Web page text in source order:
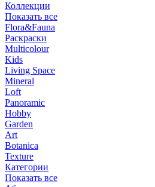
Коллекции
Показать все
Flora&Fauna
Раскраски
Multicolour
Kids
Living Space
Mineral
Loft
Panoramic
Hobby
Garden
Art
Botanica
Texture
Категории
Показать все